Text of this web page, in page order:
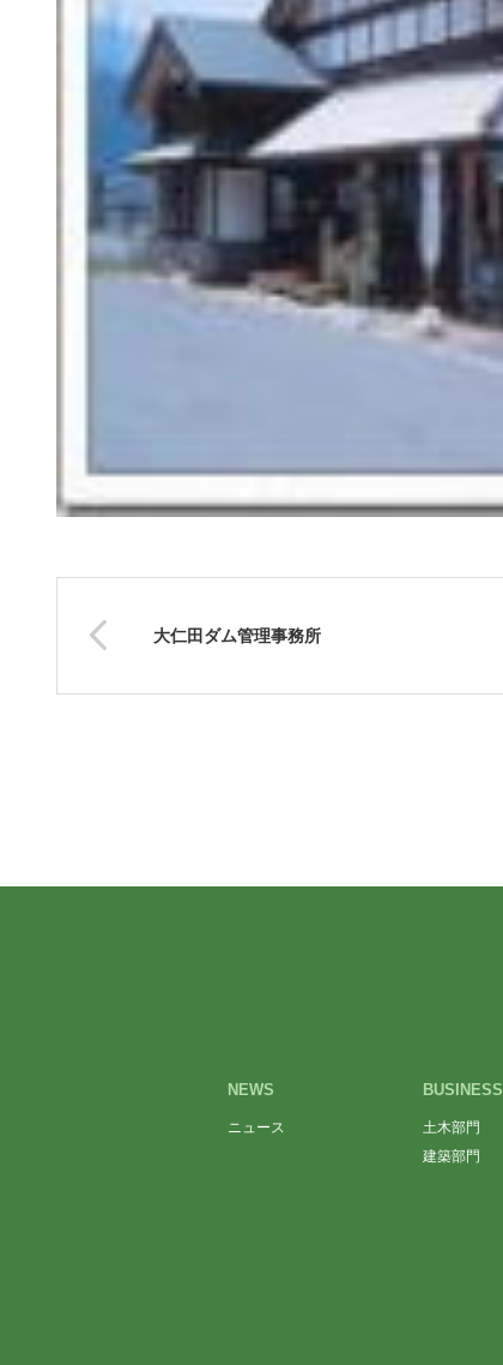
大仁田ダム管理事務所
NEWS
ニュース
BUSINESS
土木部門
建築部門